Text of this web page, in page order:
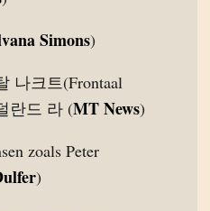
Simons)
나크트(Frontaal
란드 라 (MT News)
zoals Peter
)